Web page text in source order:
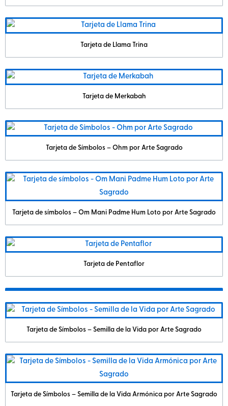
Tarjeta de Llama Trina
Tarjeta de Merkabah
Tarjeta de Símbolos – Ohm por Arte Sagrado
Tarjeta de símbolos – Om Mani Padme Hum Loto por Arte Sagrado
Tarjeta de Pentaflor
Tarjeta de Símbolos – Semilla de la Vida por Arte Sagrado
Tarjeta de Símbolos – Semilla de la Vida Armónica por Arte Sagrado